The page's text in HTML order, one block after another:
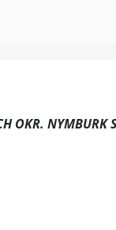
OKR. NYMBURK